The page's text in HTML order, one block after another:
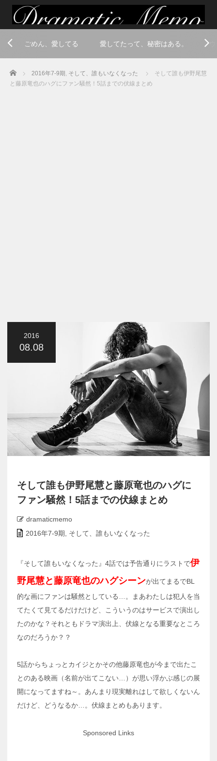
ごめん、愛してる 愛してたって、秘密はある。
Home 2016年7-9期 , そして、誰もいなくなった
そして誰も伊野尾慧
と藤原竜也のハグにファン騒然！5話までの伏線まとめ
2016
08.08
そして誰も伊野尾慧と藤原竜也のハグに
ファン騒然！5話までの伏線まとめ
dramaticmemo
2016年7-9期
そして、誰もいなくなった
『そして誰もいなくなった』4話では予告通りにラストで伊
野尾慧と藤原竜也のハグシーンが出てまるでBL
的な画にファンは騒然としている…。まあわたしは犯人を当
てたくて見てるだけだけど、こういうのはサービスで演出し
たのかな？それともドラマ演出上、伏線となる重要なところ
なのだろうか？？
5話からちょっとカイジとかその他藤原竜也が今まで出たこ
とのある映画（名前が出てこない…）が思い浮かぶ感じの展
開になってますね～。あんまり現実離れはして欲しくないん
だけど、どうなるか…。伏線まとめもあります。
Sponsored Links